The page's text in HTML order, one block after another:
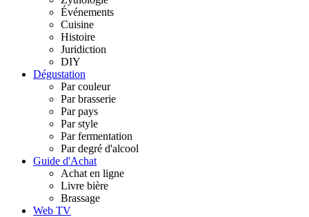
Événements
Cuisine
Histoire
Juridiction
DIY
Dégustation
Par couleur
Par brasserie
Par pays
Par style
Par fermentation
Par degré d'alcool
Guide d'Achat
Achat en ligne
Livre bière
Brassage
Web TV